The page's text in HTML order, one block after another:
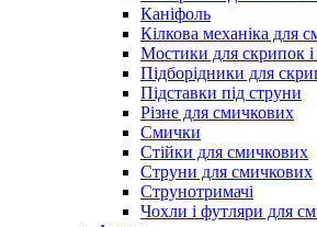
Каніфоль
Кілкова механіка для
Мостики для скрипок і
Підборiдники для
Підставки під струни
Різне для смичкових
Смички
Стійки для смичкових
Струни для смичкових
Струнотримачі
Чохли і футляри для